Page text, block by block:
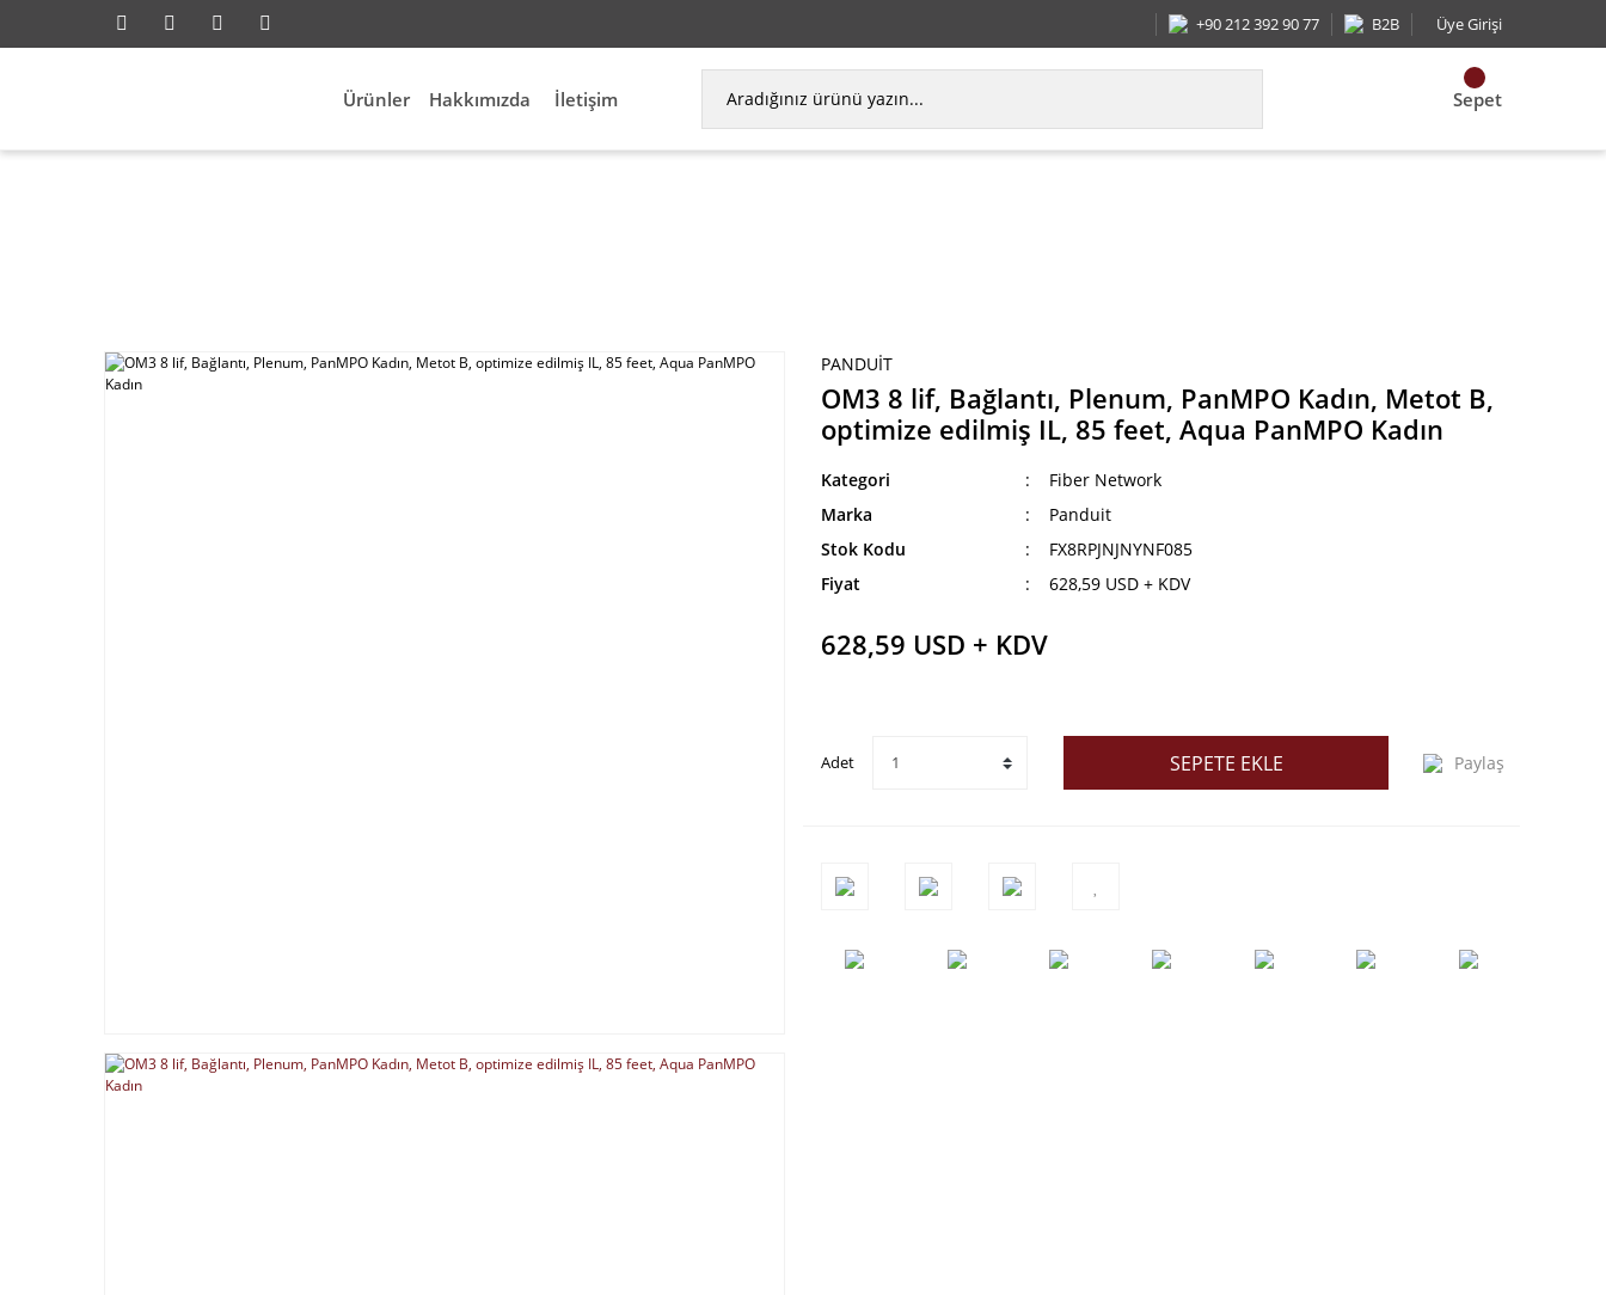
+90 212 392 90 77 B2B Üye Girişi
Ürünler Hakkımızda İletişim Sepet
PANDUIT
OM3 8 lif, Bağlantı, Plenum, PanMPO Kadın, Metot B,
optimize edilmiş IL, 85 feet, Aqua PanMPO Kadın
Kategori
Fiber Network
Marka
Panduit
Stok Kodu
FX8RPJNJNYNF085
Fiyat
628,59 USD + KDV
628,59 USD + KDV
Adet SEPETE EKLE Paylaş